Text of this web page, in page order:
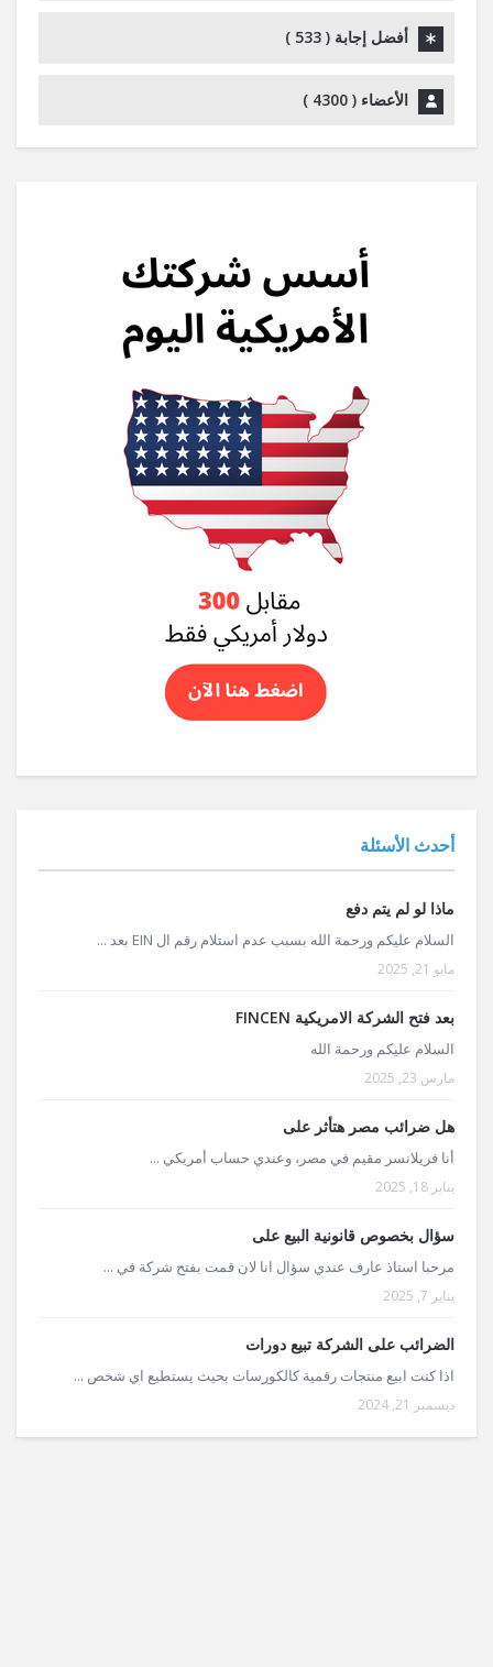
أفضل إجابة ( 533
)
الأعضاء ( 4300
)
أحدث الأسئلة
ماذا لو لم يتم دفع
السلام عليكم ورحمة الله بسبب عدم استلام رقم ال EIN بعد ...
مايو 21, 2025
بعد فتح الشركة الامريكية FINCEN
السلام عليكم ورحمة الله
مارس 23, 2025
هل ضرائب مصر هتأثر على
أنا فريلانسر مقيم في مصر، وعندي حساب أمريكي ...
يناير 18, 2025
سؤال بخصوص قانونية البيع على
مرحبا استاذ عارف عندي سؤال انا لان قمت بفتح شركة في ...
يناير 7, 2025
الضرائب على الشركة تبيع دورات
اذا كنت ابيع منتجات رقمية كالكورسات بحيث يستطيع اي شخص ...
ديسمبر 21, 2024